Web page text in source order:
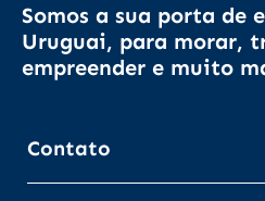
Somos a sua porta de
Uruguai, para morar,
empreender e muito
Contato